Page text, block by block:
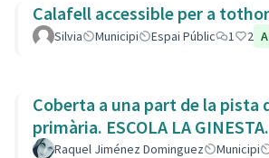
Calafell accessible per a
Silvia Municipi Espai Públic 1 2
Coberta a una part de la pista
primària. ESCOLA LA GINESTA.
Raquel Jiménez Dominguez Municipi